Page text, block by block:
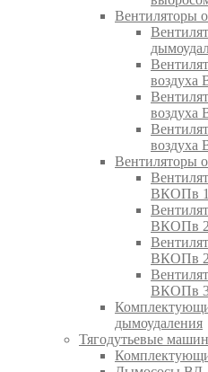
Вентиляторы
воздуха
воздуха
воздуха
Вентиляторы
ВКОПв
ВКОПв
ВКОПв
ВКОПв
дымоудаления
Тягодутьевые